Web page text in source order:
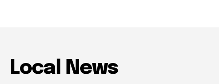
Local News